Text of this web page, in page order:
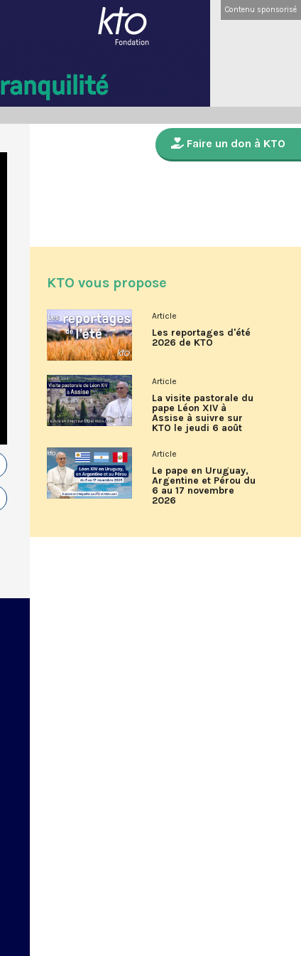
Contenu sponsorisé
Faire un don à KTO
KTO vous propose
Article
Les reportages d'été
2026 de KTO
Article
La visite pastorale du
pape Léon XIV à
Assise à suivre sur
KTO le jeudi 6 août
Article
Le pape en Uruguay,
Argentine et Pérou du
6 au 17 novembre
2026